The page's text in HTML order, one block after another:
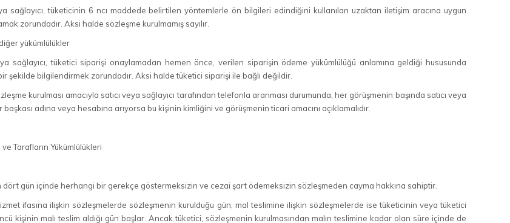
sağlayıcı, tüketicinin 6 ncı maddede belirtilen yöntemlerle ön bilgileri edindiğini kullanılan uzaktan iletişim aracına uygun
zorundadır. Aksi halde sözleşme kurulmamış sayılır.
yükümlülükler
sağlayıcı, tüketici siparişi onaylamadan hemen önce, verilen siparişin ödeme yükümlülüğü anlamına geldiği hususunda
şekilde bilgilendirmek zorundadır. Aksi halde tüketici siparişi ile bağlı değildir.
kurulması amacıyla satıcı veya sağlayıcı tarafından telefonla aranması durumunda, her görüşmenin başında satıcı veya
adına veya hesabına arıyorsa bu kişinin kimliğini ve görüşmenin ticari amacını açıklamalıdır.
ve Tarafların Yükümlülükleri
dört gün içinde herhangi bir gerekçe göstermeksizin ve cezai şart ödemeksizin sözleşmeden cayma hakkına sahiptir.
ifasına ilişkin sözleşmelerde sözleşmenin kurulduğu gün; mal teslimine ilişkin sözleşmelerde ise tüketicinin veya tüketici
kişinin malı teslim aldığı gün başlar. Ancak tüketici, sözleşmenin kurulmasından malın teslimine kadar olan süre içinde de